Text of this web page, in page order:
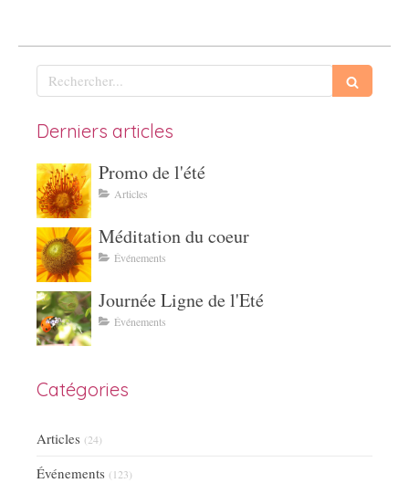
Rechercher
Derniers articles
Promo de l'été
Articles
Méditation du coeur
Événements
Journée Ligne de l'Eté
Événements
Catégories
Articles (24)
Événements (123)